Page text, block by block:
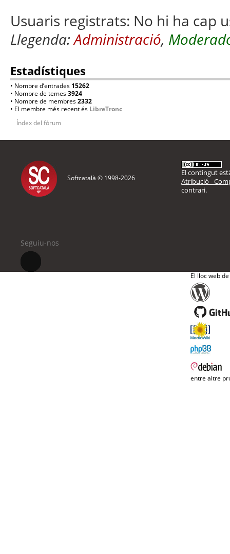
Usuaris registrats: No hi ha cap
Llegenda:Administració,
Estadístiques
• Nombre d’entrades 15262
• Nombre de temes3924
• Nombre de membres2332
• El membre més recent és LibreTronc
Índex del fòrum
Softcatalà © 1998-2026
El contingut
Atribució -
contrari.
Seguiu-nos
El lloc web
entre altre